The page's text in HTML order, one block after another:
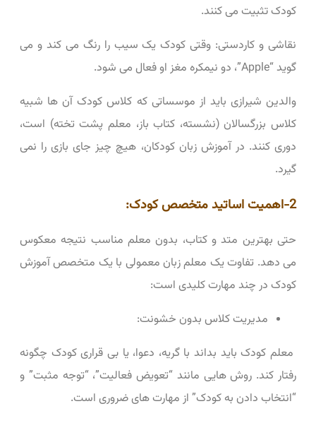
کودک تثبیت می‌ کنند.
نقاشی و کاردستی: وقتی کودک یک سیب را رنگ می ‌کند و می
‌گوید “Apple”، دو نیمکره مغز او فعال می‌ شود.
والدین شیرازی باید از موسساتی که کلاس کودک آن‌ ها شبیه
کلاس بزرگسالان (نشسته، کتاب باز، معلم پشت تخته) است،
دوری کنند. در آموزش زبان کودکان، هیچ چیز جای بازی را نمی
‌گیرد.
2-اهمیت اساتید متخصص کودک:
حتی بهترین متد و کتاب، بدون معلم مناسب نتیجه معکوس
می‌ دهد. تفاوت یک معلم زبان معمولی با یک متخصص آموزش
کودک در چند مهارت کلیدی است:
مدیریت کلاس بدون خشونت:
معلم کودک باید بداند با گریه، دعوا، یا بی ‌قراری کودک چگونه
رفتار کند. روش ‌هایی مانند “تعویض فعالیت”، “توجه مثبت” و
“انتخاب دادن به کودک” از مهارت‌ های ضروری است.